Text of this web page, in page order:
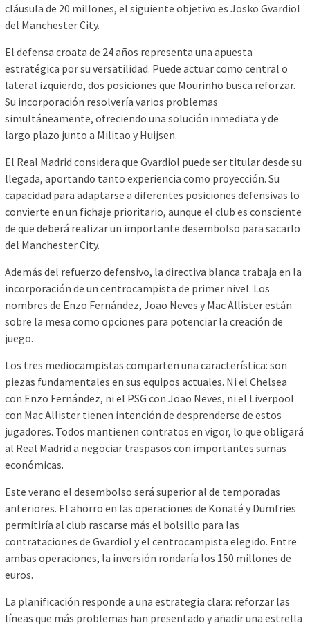
cláusula de 20 millones, el siguiente objetivo es Josko Gvardiol
del Manchester City.
El defensa croata de 24 años representa una apuesta
estratégica por su versatilidad. Puede actuar como central o
lateral izquierdo, dos posiciones que Mourinho busca reforzar.
Su incorporación resolvería varios problemas
simultáneamente, ofreciendo una solución inmediata y de
largo plazo junto a Militao y Huijsen.
El Real Madrid considera que Gvardiol puede ser titular desde su
llegada, aportando tanto experiencia como proyección. Su
capacidad para adaptarse a diferentes posiciones defensivas lo
convierte en un fichaje prioritario, aunque el club es consciente
de que deberá realizar un importante desembolso para sacarlo
del Manchester City.
Además del refuerzo defensivo, la directiva blanca trabaja en la
incorporación de un centrocampista de primer nivel. Los
nombres de Enzo Fernández, Joao Neves y Mac Allister están
sobre la mesa como opciones para potenciar la creación de
juego.
Los tres mediocampistas comparten una característica: son
piezas fundamentales en sus equipos actuales. Ni el Chelsea
con Enzo Fernández, ni el PSG con Joao Neves, ni el Liverpool
con Mac Allister tienen intención de desprenderse de estos
jugadores. Todos mantienen contratos en vigor, lo que obligará
al Real Madrid a negociar traspasos con importantes sumas
económicas.
Este verano el desembolso será superior al de temporadas
anteriores. El ahorro en las operaciones de Konaté y Dumfries
permitiría al club rascarse más el bolsillo para las
contrataciones de Gvardiol y el centrocampista elegido. Entre
ambas operaciones, la inversión rondaría los 150 millones de
euros.
La planificación responde a una estrategia clara: reforzar las
líneas que más problemas han presentado y añadir una estrella